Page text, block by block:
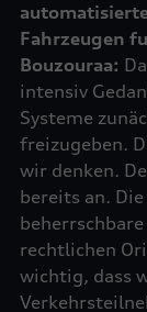
Fahrzeugen
Bouzouraa:
intensiv
Systeme
freizugeben.
wir denken.
bereits an.
rechtlichen
wichtig, dass